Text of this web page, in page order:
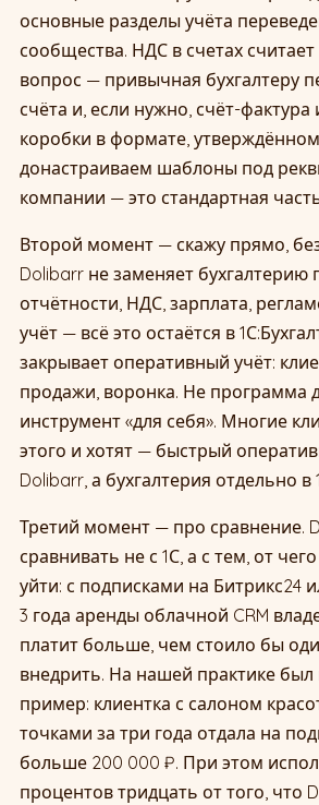
основные разделы учёта
сообщества. НДС в счетах
вопрос — привычная бухгалтеру
счёта и, если нужно, счёт-
коробки в формате,
донастраиваем шаблоны под
компании — это стандартная
Второй момент — скажу прямо,
Dolibarr не заменяет бухгалтерию
отчётности, НДС, зарплата,
учёт — всё это остаётся в
закрывает оперативный учёт:
продажи, воронка. Не программа
инструмент «для себя». Многие
этого и хотят — быстрый
Dolibarr, а бухгалтерия отдельно в
Третий момент — про сравнение.
сравнивать не с 1С, а с тем, от
уйти: с подписками на Битрикс24
3 года аренды облачной CRM
платит больше, чем стоило бы
внедрить. На нашей практике был
пример: клиентка с салоном
точками за три года отдала на
больше 200 000 ₽. При этом
процентов тридцать от того, что